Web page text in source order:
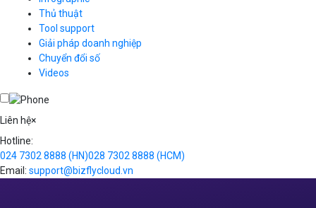
Business Email
Simple Storage
VOD
VPN
Traffic Manager
Cloud VPS
Videos
Thủ thuật
Tool support
Giải pháp doanh nghiệp
Chuyển đổi số
Videos
Liên hệ×
Hotline:
024 7302 8888 (HN)028 7302 8888 (HCM)
Email: support@bizflycloud.vn